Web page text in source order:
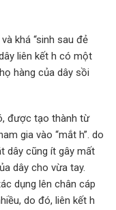
khá “sinh sau đẻ
liên kết h có một
hàng của dây sồi
được tạo thành từ
gia vào “mắt h”. do
dây cũng ít gây mất
dây cho vừa tay.
dụng lên chân cáp
do đó, liên kết h